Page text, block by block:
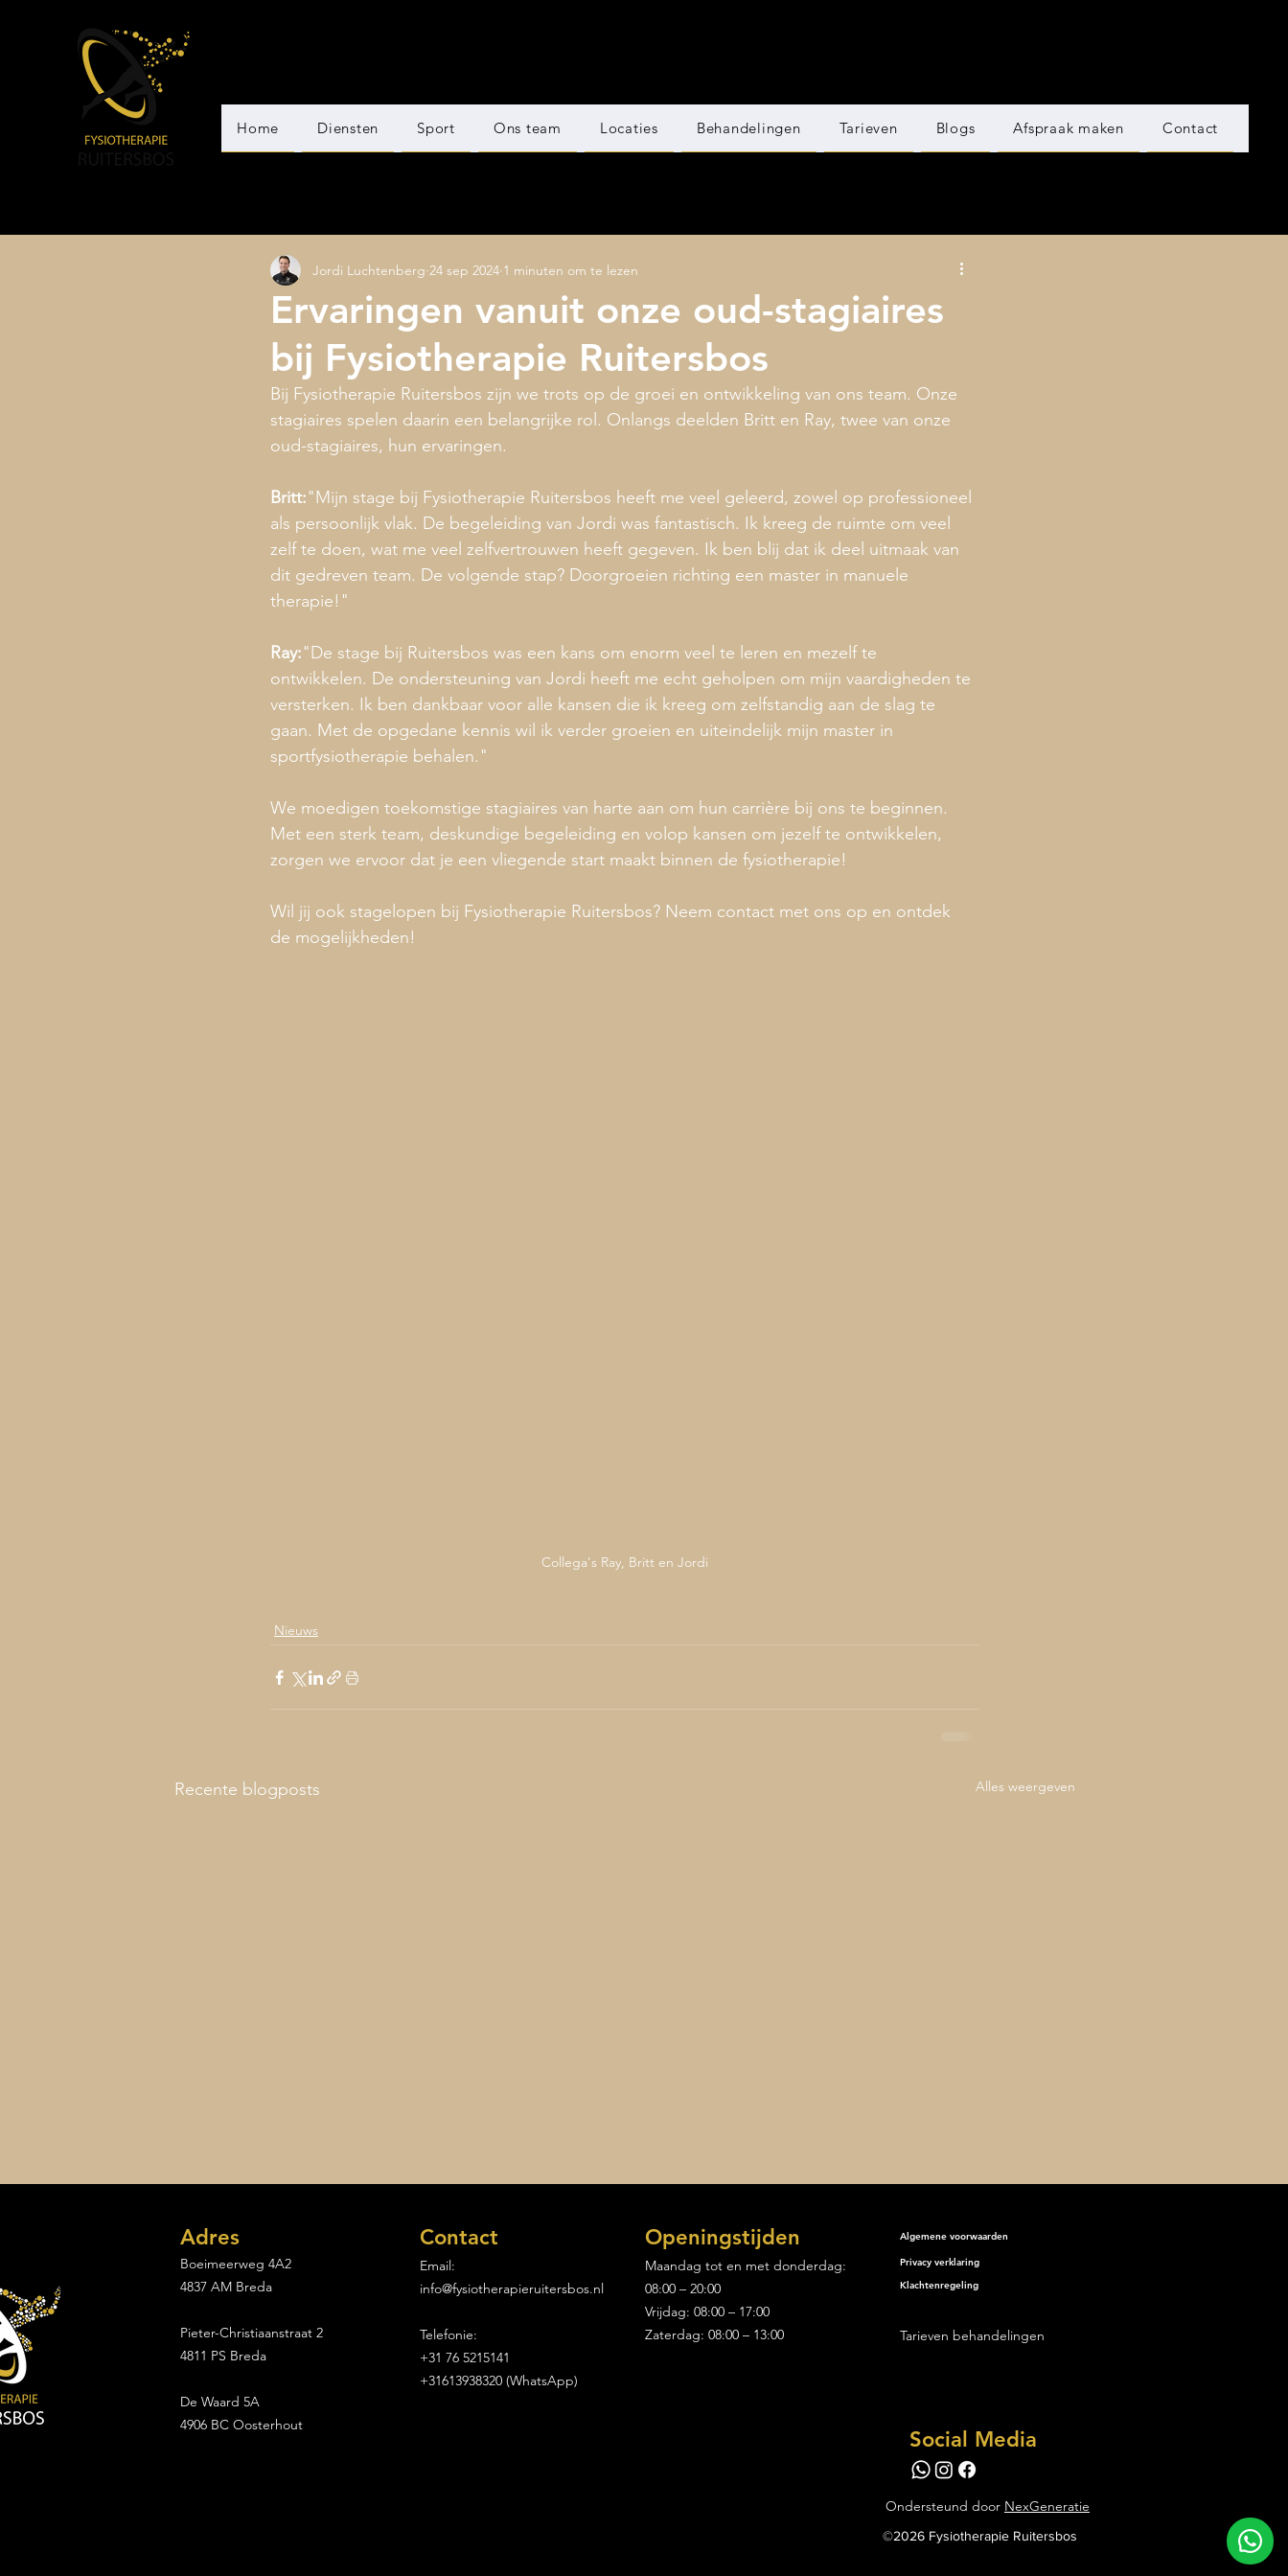
Home Diensten Sport Ons team Locaties Behandelingen Tarieven Blogs Afspraak maken Contact
Ervaringen vanuit onze oud-stagiaires
bij Fysiotherapie Ruitersbos
Jordi Luchtenberg 24 sep 2024 1 minuten om te lezen
Bij Fysiotherapie Ruitersbos zijn we trots op de groei en ontwikkeling van ons team. Onze
stagiaires spelen daarin een belangrijke rol. Onlangs deelden Britt en Ray, twee van onze
oud-stagiaires, hun ervaringen.
Britt:"Mijn stage bij Fysiotherapie Ruitersbos heeft me veel geleerd, zowel op professioneel
als persoonlijk vlak. De begeleiding van Jordi was fantastisch. Ik kreeg de ruimte om veel
zelf te doen, wat me veel zelfvertrouwen heeft gegeven. Ik ben blij dat ik deel uitmaak van
dit gedreven team. De volgende stap? Doorgroeien richting een master in manuele
therapie!"
Ray:"De stage bij Ruitersbos was een kans om enorm veel te leren en mezelf te
ontwikkelen. De ondersteuning van Jordi heeft me echt geholpen om mijn vaardigheden te
versterken. Ik ben dankbaar voor alle kansen die ik kreeg om zelfstandig aan de slag te
gaan. Met de opgedane kennis wil ik verder groeien en uiteindelijk mijn master in
sportfysiotherapie behalen."
We moedigen toekomstige stagiaires van harte aan om hun carrière bij ons te beginnen.
Met een sterk team, deskundige begeleiding en volop kansen om jezelf te ontwikkelen,
zorgen we ervoor dat je een vliegende start maakt binnen de fysiotherapie!
Wil jij ook stagelopen bij Fysiotherapie Ruitersbos? Neem contact met ons op en ontdek
de mogelijkheden!
Collega's Ray, Britt en Jordi
Nieuws
Recente blogposts Alles weergeven
Sporter van de maand
Vacature performance
De eerste weken bij
voorbijgevlogen. En wat een
Adres
Boeimeerweg 4A2
4837 AM Breda
Pieter-Christiaanstraat 2
4811 PS Breda
De Waard 5A
4906 BC Oosterhout
Contact
Email:
info@fysiotherapieruitersbos.nl
Telefonie:
+31 76 5215141
+31613938320 (WhatsApp)
Openingstijden
Maandag tot en met donderdag:
08:00 – 20:00
Vrijdag: 08:00 – 17:00
Zaterdag: 08:00 – 13:00
Algemene voorwaarden
Privacy verklaring
Klachtenregeling
Tarieven behandelingen
Social Media
Ondersteund door NexGeneratie
©2026 Fysiotherapie Ruitersbos